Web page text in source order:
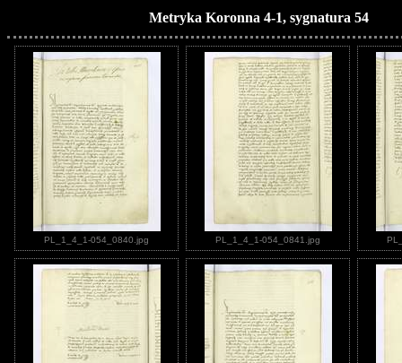
Metryka Koronna 4-1, sygnatura 54
PL_1_4_1-054_0840.jpg PL_1_4_1-054_0841.jpg